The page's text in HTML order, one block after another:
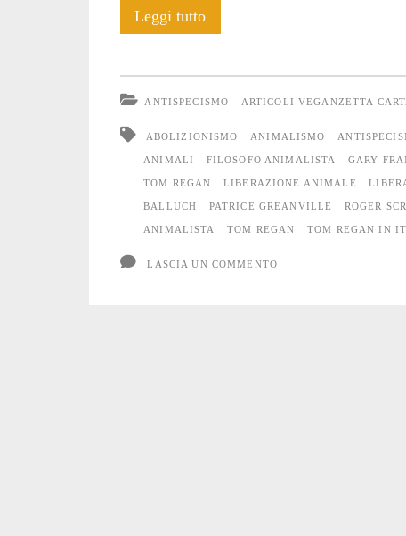
Leggi tuttoIntervista
Per
favore
costruite
coalizioni.
ANTISPECISMO ARTICOLI VEGANZETTA
ABOLIZIONISMO ANIMALISMO
ANIMALI FILOSOFO ANIMALISTA GARY
TOM REGAN LIBERAZIONE ANIMALE
BALLUCH PATRICE GREANVILLE ROGER
ANIMALISTA TOM REGAN TOM REGAN IN
LASCIA UN COMMENTO